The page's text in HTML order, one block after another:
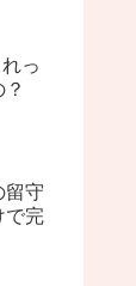
っ
留守
で完